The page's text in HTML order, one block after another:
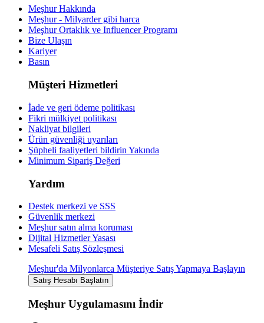
Meşhur Hakkında
Meşhur - Milyarder gibi harca
Meşhur Ortaklık ve Influencer Programı
Bize Ulaşın
Kariyer
Basın
Müşteri Hizmetleri
İade ve geri ödeme politikası
Fikri mülkiyet politikası
Nakliyat bilgileri
Ürün güvenliği uyarıları
Şüpheli faaliyetleri bildirin Yakında
Minimum Sipariş Değeri
Yardım
Destek merkezi ve SSS
Güvenlik merkezi
Meşhur satın alma koruması
Dijital Hizmetler Yasası
Mesafeli Satış Sözleşmesi
Meşhur'da Milyonlarca Müşteriye Satış Yapmaya Başlayın
Satış Hesabı Başlatın
Meşhur Uygulamasını İndir